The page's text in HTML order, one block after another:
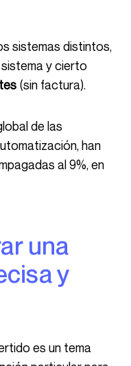
y cierto
(sin factura).
han
al 9%, en
y